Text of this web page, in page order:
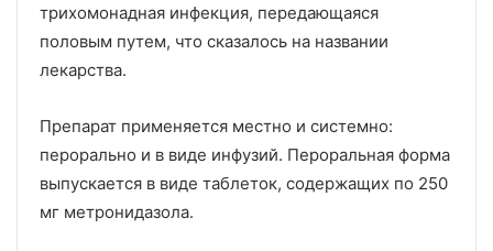
трихомонадная инфекция, передающаяся
половым путем, что сказалось на названии
лекарства.
Препарат применяется местно и системно:
перорально и в виде инфузий. Пероральная форма
выпускается в виде таблеток, содержащих по 250
мг метронидазола.